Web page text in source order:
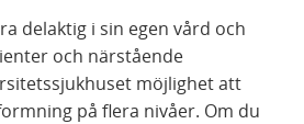
delaktig i sin egen vård och
och närstående
möjlighet att
på flera nivåer. Om du